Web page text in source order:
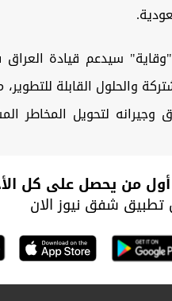
سيدعم قيادة العراق
والحلول القابلة
وجيرانه لتحويل المخاطر
من يحصل على كل
شفق نيوز الان